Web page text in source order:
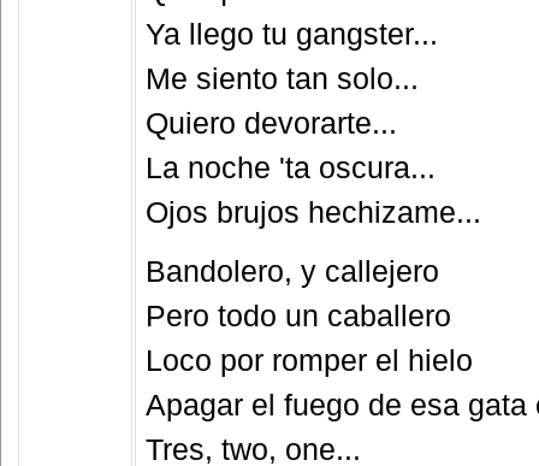
Ya llego tu gangster...
Me siento tan solo...
Quiero devorarte...
La noche 'ta oscura...
Ojos brujos hechizame...
Bandolero, y callejero
Pero todo un caballero
Loco por romper el hielo
Apagar el fuego de esa gata
Tres, two, one...